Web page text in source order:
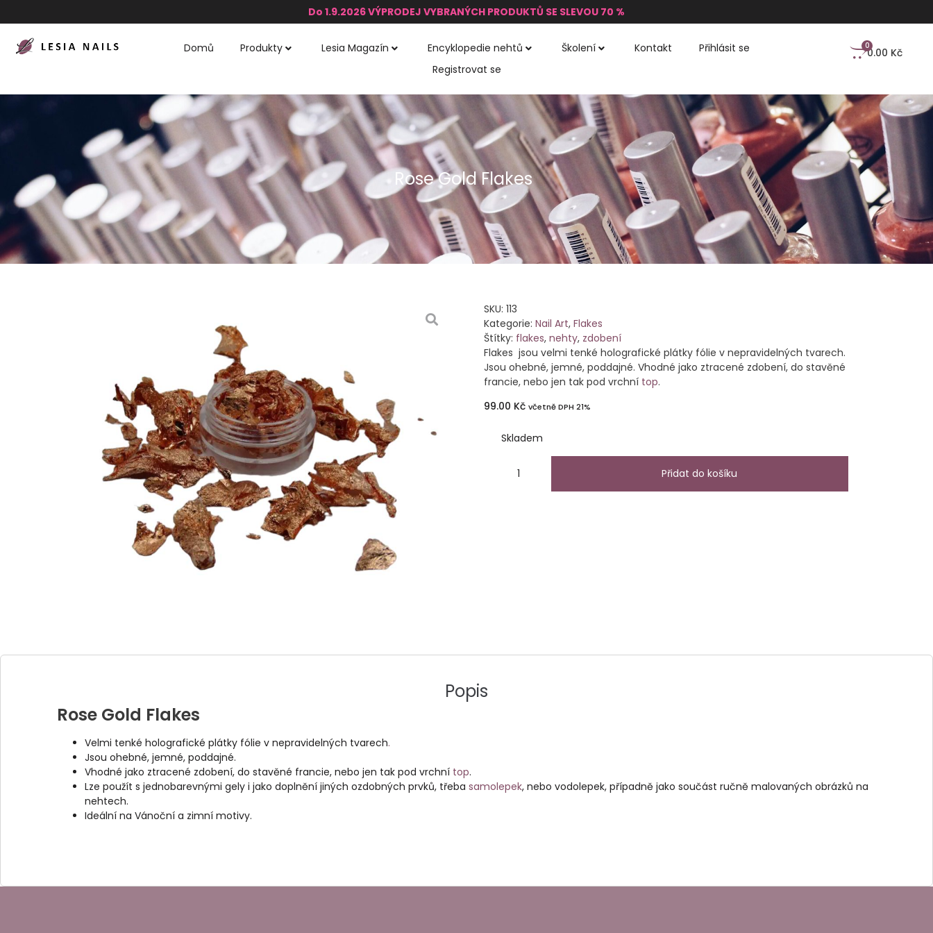
Do 1.9.2026 VÝPRODEJ VYBRANÝCH PRODUKTŮ SE SLEVOU 70 %
0.00 Kč
0
Domů Produkty Lesia Magazín Encyklopedie nehtů Školení Kontakt
Přihlásit se
Registrovat se
Rose Gold Flakes
SKU: 113
Kategorie: Nail Art, Flakes
Štítky: flakes, nehty, zdobení
Flakes jsou velmi tenké holografické plátky fólie v nepravidelných tvarech.
Jsou ohebné, jemné, poddajné. Vhodné jako ztracené zdobení, do stavěné
francie, nebo jen tak pod vrchní top.
99.00 Kč včetně DPH 21%
Skladem
Přidat do košíku
Popis
Rose Gold Flakes
Velmi tenké holografické plátky fólie v nepravidelných tvarech.
Jsou ohebné, jemné, poddajné.
Vhodné jako ztracené zdobení, do stavěné francie, nebo jen tak pod vrchní top.
Lze použít s jednobarevnými gely i jako doplnění jiných ozdobných prvků, třeba samolepek, nebo vodolepek, případně jako součást ručně malovaných obrázků na
nehtech.
Ideální na Vánoční a zimní motivy.